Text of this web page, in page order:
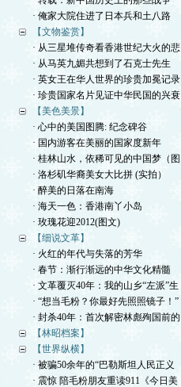
· 俺家大院住进了日本兵和土八路
【文物鉴赏】
· 从三星堆传奇看香港世纪大火的悲
· 从马英九媚共想到了石克士先生
· 英女王在华人世界的珍贵加冕记录
· 珍贵国家名片见证中华民国的兴衰
【美色美景】
· 心中的美国图腾: 纪念碑谷
· 国内游客在美丽的国家度新年
· 桂林山水，依稀可见的中国梦（图
· 洛杉矶华裔美女大比拼 (实拍）
· 醉美的日落在南海
· 海天一色：香港南丫小岛
· 玫瑰花迎2012(图文)
【细说文革】
· 火红的年代与失落的芳华
· 春节：渐行渐远的中华文化精髓
· 文革覆灭40年：我的山乡“左派”生
· “想当毛粉？你最好先照照镜子！”
· 封杀40年：首次解密林彪殉国前的
【林昭档案】
【世界纵横】
· 被骗50余年的“巴勒斯坦人民正义
· 震惊 陪毛粉朋友重读911《今日美